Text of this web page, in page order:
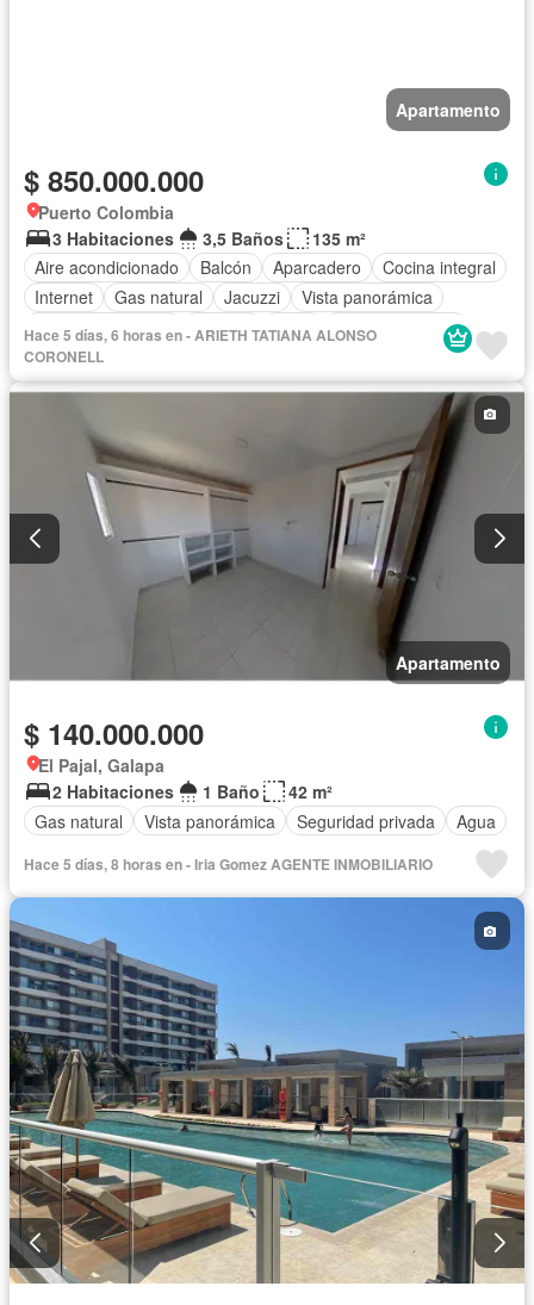
Apartamento
$ 850.000.000
Puerto Colombia
3 Habitaciones
3,5 Baños
135 m²
Aire acondicionado
Balcón Aparcadero
Cocina integral
Internet
Gas natural Jacuzzi
Vista panorámica
Cuarto de servicio
Terraza Agua
Tanque de agua
Patio
Área infantil
Acceso para personas con discapacidad
Jardín
Ascensor
Seguridad privada
Permite mascotas
Permite niños
Hace 5 días, 6 horas en - ARIETH TATIANA ALONSO
CORONELL
Apartamento
$ 140.000.000
El Pajal, Galapa
2 Habitaciones
1 Baño
42 m²
Gas natural
Vista panorámica Seguridad privada Agua
Hace 5 días, 8 horas en - Iria Gomez AGENTE INMOBILIARIO